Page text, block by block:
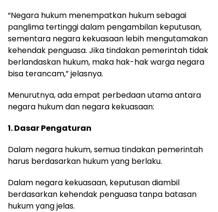
“Negara hukum menempatkan hukum sebagai
panglima tertinggi dalam pengambilan keputusan,
sementara negara kekuasaan lebih mengutamakan
kehendak penguasa. Jika tindakan pemerintah tidak
berlandaskan hukum, maka hak-hak warga negara
bisa terancam,” jelasnya.
Menurutnya, ada empat perbedaan utama antara
negara hukum dan negara kekuasaan:
1. Dasar Pengaturan
Dalam negara hukum, semua tindakan pemerintah
harus berdasarkan hukum yang berlaku.
Dalam negara kekuasaan, keputusan diambil
berdasarkan kehendak penguasa tanpa batasan
hukum yang jelas.